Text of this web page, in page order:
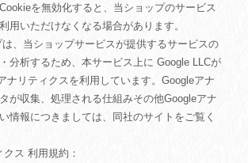
を無効化すると、当ショップのサービス
用いただけなくなる場合があります。
は、当ショップサービスが提供するサービスの
分析するため、本サービス上に Google LLCが
ナリティクスを利用しています。Googleアナ
が収集、処理される仕組みその他Googleアナ
情報につきましては、同社のサイトをご覧く
ス 利用規約：